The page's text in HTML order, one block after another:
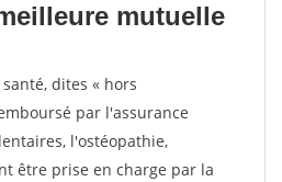
mutuelle
dites « hors
par l'assurance
l'ostéopathie,
être prise en charge par la